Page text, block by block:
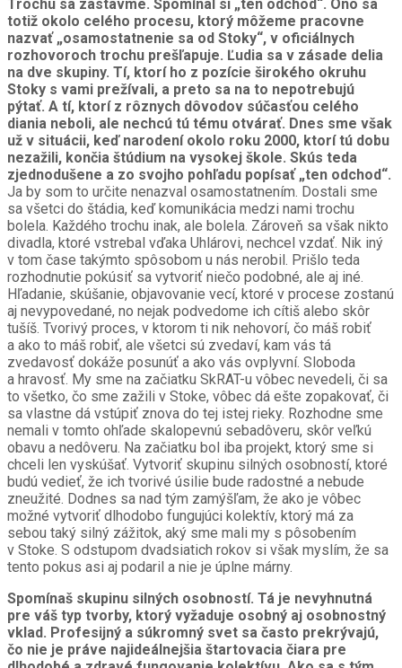
Trochu sa zastavme. Spomínal si „ten odchod“. Ono sa
totiž okolo celého procesu, ktorý môžeme pracovne
nazvať „osamostatnenie sa od Stoky“, v oficiálnych
rozhovoroch trochu prešľapuje. Ľudia sa v zásade delia
na dve skupiny. Tí, ktorí ho z pozície širokého okruhu
Stoky s vami prežívali, a preto sa na to nepotrebujú
pýtať. A tí, ktorí z rôznych dôvodov súčasťou celého
diania neboli, ale nechcú tú tému otvárať. Dnes sme však
už v situácii, keď narodení okolo roku 2000, ktorí tú dobu
nezažili, končia štúdium na vysokej škole. Skús teda
zjednodušene a zo svojho pohľadu popísať „ten odchod“.
Ja by som to určite nenazval osamostatnením. Dostali sme
sa všetci do štádia, keď komunikácia medzi nami trochu
bolela. Každého trochu inak, ale bolela. Zároveň sa však nikto
divadla, ktoré vstrebal vďaka Uhlárovi, nechcel vzdať. Nik iný
v tom čase takýmto spôsobom u nás nerobil. Prišlo teda
rozhodnutie pokúsiť sa vytvoriť niečo podobné, ale aj iné.
Hľadanie, skúšanie, objavovanie vecí, ktoré v procese zostanú
aj nevypovedané, no nejak podvedome ich cítiš alebo skôr
tušíš. Tvorivý proces, v ktorom ti nik nehovorí, čo máš robiť
a ako to máš robiť, ale všetci sú zvedaví, kam vás tá
zvedavosť dokáže posunúť a ako vás ovplyvní. Sloboda
a hravosť. My sme na začiatku SkRAT-u vôbec nevedeli, či sa
to všetko, čo sme zažili v Stoke, vôbec dá ešte zopakovať, či
sa vlastne dá vstúpiť znova do tej istej rieky. Rozhodne sme
nemali v tomto ohľade skalopevnú sebadôveru, skôr veľkú
obavu a nedôveru. Na začiatku bol iba projekt, ktorý sme si
chceli len vyskúšať. Vytvoriť skupinu silných osobností, ktoré
budú vedieť, že ich tvorivé úsilie bude radostné a nebude
zneužité. Dodnes sa nad tým zamýšľam, že ako je vôbec
možné vytvoriť dlhodobo fungujúci kolektív, ktorý má za
sebou taký silný zážitok, aký sme mali my s pôsobením
v Stoke. S odstupom dvadsiatich rokov si však myslím, že sa
tento pokus asi aj podaril a nie je úplne márny.
Spomínaš skupinu silných osobností. Tá je nevyhnutná
pre váš typ tvorby, ktorý vyžaduje osobný aj osobnostný
vklad. Profesijný a súkromný svet sa často prekrývajú,
čo nie je práve najideálnejšia štartovacia čiara pre